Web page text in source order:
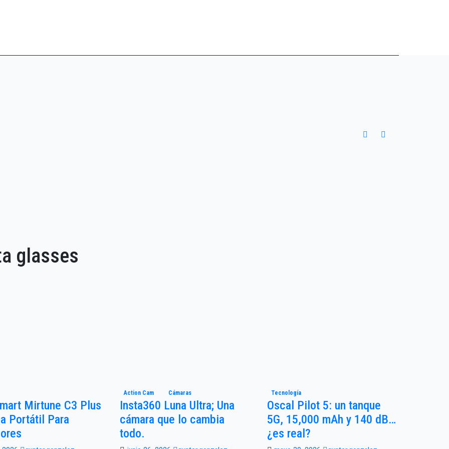
glasses
Mirtune C3 Plus
Portátil Para
Action Cam Cámaras
Insta360 Luna Ultra; Una
cámara que lo cambia
todo.
Tecnología
Oscal Pilot 5: un tanque
5G, 15,000 mAh y 140 dB…
¿es real?